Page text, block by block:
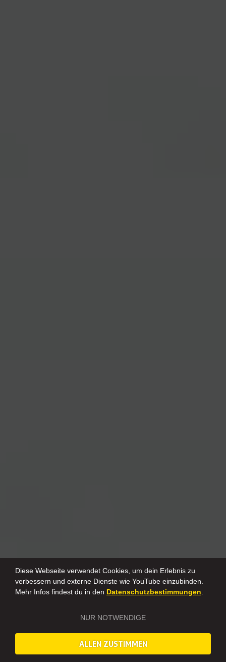
Diese Webseite verwendet Cookies, um dein Erlebnis zu
verbessern und externe Dienste wie YouTube einzubinden.
Mehr Infos findest du in den Datenschutzbestimmungen.
NUR NOTWENDIGE
ALLEN ZUSTIMMEN